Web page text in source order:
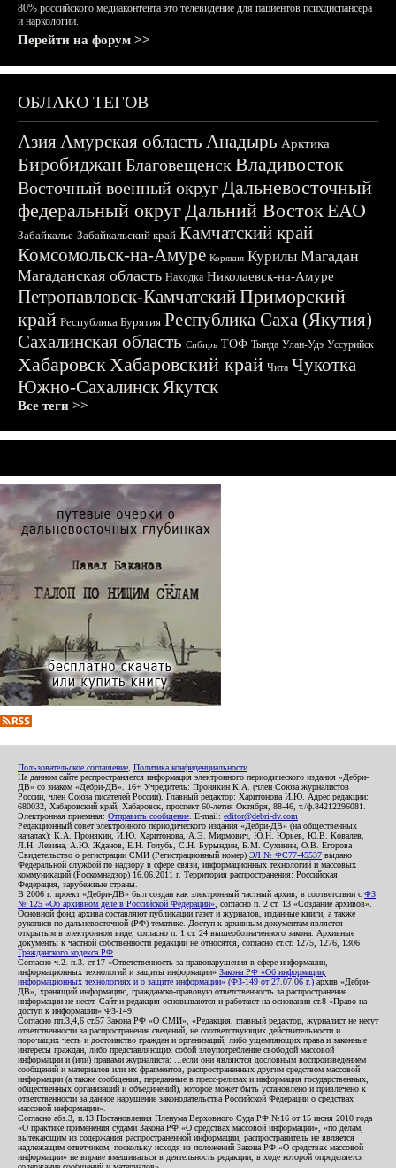
80% российского медиаконтента это телевидение для пациентов психдиспансера
и наркологии.
Перейти на форум >>
ОБЛАКО ТЕГОВ
АзияАмурская область Анадырь Арктика
БиробиджанБлаговещенскВладивосток
Восточный военный округДальневосточный
федеральный округДальний ВостокЕАО
Забайкалье Забайкальский край Камчатский край
Комсомольск-на-Амуре Корякия Курилы Магадан
Магаданская область Находка Николаевск-на-Амуре
Петропавловск-КамчатскийПриморский
край Республика Бурятия Республика Саха (Якутия)
Сахалинская область Сибирь ТОФ Тында Улан-Удэ Уссурийск
ХабаровскХабаровский край Чита Чукотка
Южно-СахалинскЯкутск
Все теги >>
Пользовательское соглашение Политика конфиденциальности
На данном сайте распространяется информация электронного периодического издания «Дебри-
ДВ» со знаком «Дебри-ДВ». 16+ Учредитель: Пронякин К.А. (член Союза журналистов
России, член Союза писателей России). Главный редактор: Харитонова И.Ю. Адрес редакции:
680032, Хабаровский край, Хабаровск, проспект 60-летия Октября, 88-46, т./ф.84212296081.
Электронная приемная: Отправить сообщение . E-mail: editor@debri-dv.com
Редакционный совет электронного периодического издания «Дебри-ДВ» (на общественных
началах): К.А. Пронякин, И.Ю. Харитонова, А.Э. Мирмович, Ю.Н. Юрьев, Ю.В. Ковалев,
Л.Н. Левина, А.Ю. Жданов, Е.Н. Голубь, С.Н. Бурындин, Б.М. Сухинин, О.В. Егорова
Свидетельство о регистрации СМИ (Регистрационный номер) ЭЛ № ФС77-45537 выдано
Федеральной службой по надзору в сфере связи, информационных технологий и массовых
коммуникаций (Роскомнадзор) 16.06.2011 г. Территория распространения: Российская
Федерация, зарубежные страны.
В 2006 г. проект «Дебри-ДВ» был создан как электронный частный архив, в соответствии с ФЗ
№ 125 «Об архивном деле в Российской Федерации» , согласно п. 2 ст. 13 «Создание архивов».
Основной фонд архива составляют публикации газет и журналов, изданные книги, а также
рукописи по дальневосточной (РФ) тематике. Доступ к архивным документам является
открытым в электронном виде, согласно п. 1 ст. 24 вышеобозначенного закона. Архивные
документы к частной собственности редакции не относятся, согласно ст.ст. 1275, 1276, 1306
Гражданского кодекса РФ
Согласно ч.2. п.3. ст.17 «Ответственность за правонарушения в сфере информации,
информационных технологий и защиты информации» Закона РФ «Об информации,
информационных технологиях и о защите информации» (ФЗ-149 от 27.07.06 г.) архив «Дебри-
ДВ», хранящий информацию, гражданско-правовую ответственность за распространение
информации не несет. Сайт и редакция основываются и работают на основании ст.8 «Право на
доступ к информации» ФЗ-149.
Согласно пп.3,4,6 ст.57 Закона РФ «О СМИ», «Редакция, главный редактор, журналист не несут
ответственности за распространение сведений, не соответствующих действительности и
порочащих честь и достоинство граждан и организаций, либо ущемляющих права и законные
интересы граждан, либо представляющих собой злоупотребление свободой массовой
информации и (или) правами журналиста: ...если они являются дословным воспроизведением
сообщений и материалов или их фрагментов, распространенных другим средством массовой
информации (а также сообщения, переданные в пресс-релизах и информация государственных,
общественных организаций и объединений), которое может быть установлено и привлечено к
ответственности за данное нарушение законодательства Российской Федерации о средствах
массовой информации».
Согласно абз.3, п.13 Постановления Пленума Верховного Суда РФ №16 от 15 июня 2010 года
«О практике применения судами Закона РФ «О средствах массовой информации», «по делам,
вытекающим из содержания распространенной информации, распространитель не является
надлежащим ответчиком, поскольку исходя из положений Закона РФ «О средствах массовой
информации» не вправе вмешиваться в деятельность редакции, в ходе которой определяется